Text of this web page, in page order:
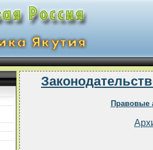
Правовые